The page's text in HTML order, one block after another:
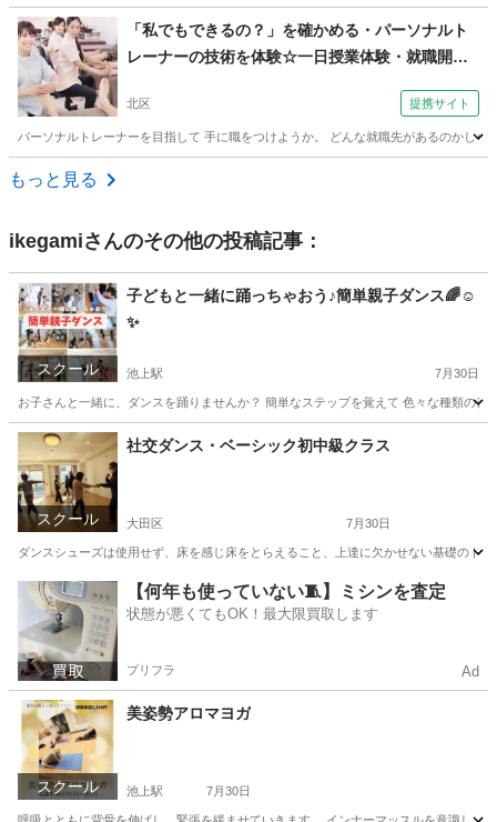
東京 八王子市 八王子駅 スポーツ ベンチプレス
「私でもできるの？」を確かめる・パーソナルト
レーナーの技術を体験☆一日授業体験・就職開業
北区 提携サイト
パーソナルトレーナーを目指して 手に職をつけようか。 どんな就職先があるのか
東京 北区
もっと見る
ikegamiさんのその他の投稿記事：
スクール
子どもと一緒に踊っちゃおう♪簡単親子ダンス🌈☺️
✨
池上駅 7月30日
お子さんと一緒に、ダンスを踊りませんか？ 簡単なステップを覚えて 色々な種類の
東京 大田区 池上駅 社交ダンス 親子
スクール
社交ダンス・ベーシック初中級クラス
大田区 7月30日
ダンスシューズは使用せず、床を感じ床をとらえること、上達に欠かせない基礎のト
東京 大田区 社交ダンス Instagram
【何年も使っていない🧵】ミシンを査定
状態が悪くてもOK！最大限買取します
プリフラ Ad
スクール
美姿勢アロマヨガ
池上駅 7月30日